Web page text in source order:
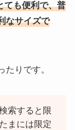
ても便利で、普
なサイズで
りです。
索すると限
まには限定